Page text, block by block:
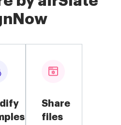
Share
files